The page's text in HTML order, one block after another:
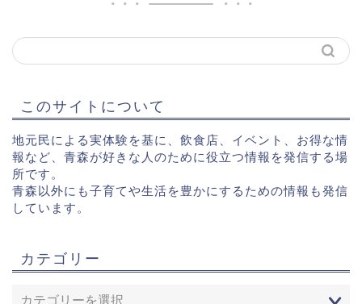
このサイトについて
地元民による実体験を基に、飲食店、イベント、お得な情
報など、青森が好きな人のために役立つ情報を発信する場
所です。
青森以外にも子育てや生活を豊かにするための情報も発信
しています。
カテゴリー